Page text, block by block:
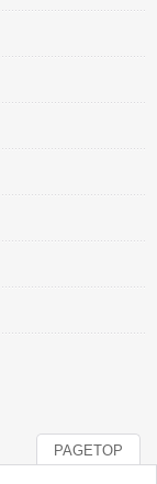
PAGETOP